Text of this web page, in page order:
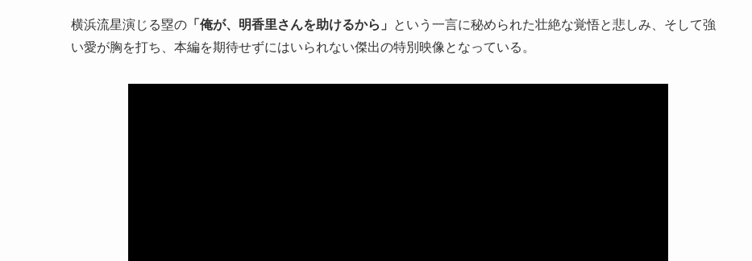
横浜流星演じる塁の 「俺が、明香里さんを助けるから」 という一言に秘められた壮絶な覚悟と悲しみ、そして強
い愛が胸を打ち、本編を期待せずにはいられない傑出の特別映像となっている。